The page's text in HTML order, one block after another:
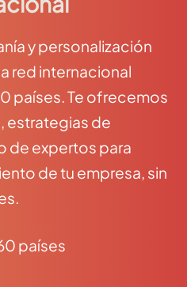
y personalización
red internacional
países. Te ofrecemos
estrategias de
de expertos para
de tu empresa, sin
países